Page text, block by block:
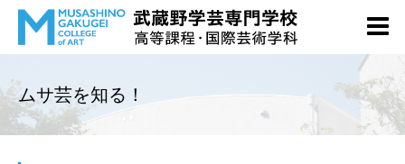
ムサ芸を知る！